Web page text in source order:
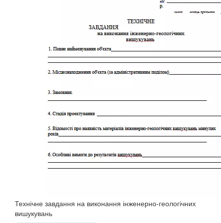
Технічне завдання на виконання інженерно-геологічних
вишукувань